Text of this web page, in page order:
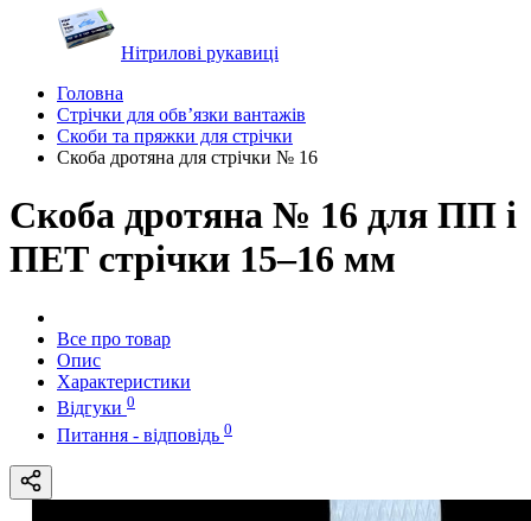
Нітрилові рукавиці
Головна
Стрічки для обв’язки вантажів
Скоби та пряжки для стрічки
Скоба дротяна для стрічки № 16
Скоба дротяна № 16 для ПП і
ПЕТ стрічки 15–16 мм
Все про товар
Опис
Характеристики
Відгуки 0
Питання - відповідь 0